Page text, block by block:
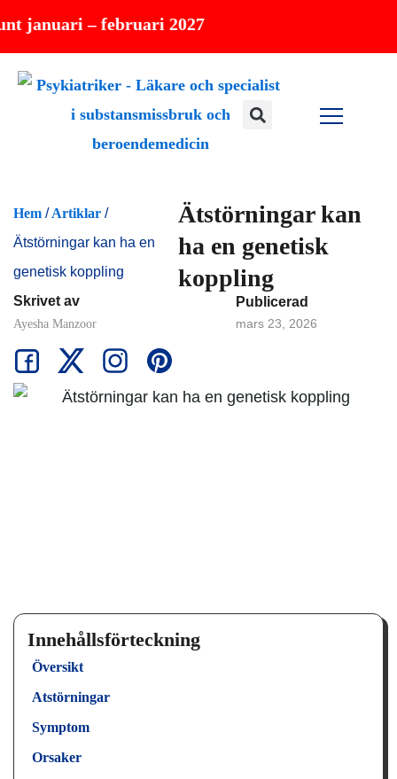
– februari 2027
Hoppa
innehåll
Hem /Artiklar /
Ätstörningar kan ha en
genetisk koppling
Ätstörningar kan
ha en genetisk
koppling
Skrivet av
Ayesha Manzoor
Publicerad
mars 23, 2026
Innehållsförteckning
Översikt
Atstörningar
Symptom
Orsaker